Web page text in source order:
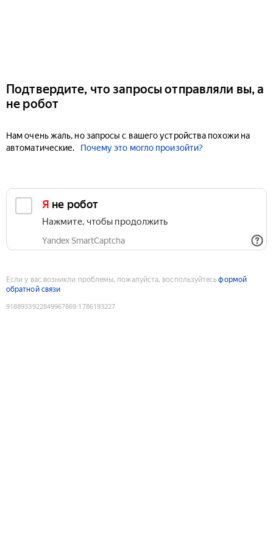
Подтвердите, что запросы отправляли вы, а
не робот
Нам очень жаль, но запросы с вашего устройства похожи на
автоматические.
Почему это могло произойти?
Я не робот
Нажмите, чтобы продолжить
Yandex SmartCaptcha
Если у вас возникли проблемы, пожалуйста, воспользуйтесьформой
обратной связи
9188933922849967869:1786193227